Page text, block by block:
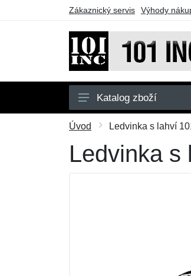
Zákaznický servis Výhody
Pánské
Dětské
Katalog zboží
Úvod Ledvinka s lahví
Ledvinka s